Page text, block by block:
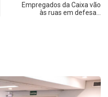
Empregados da Caixa vão
às ruas em defesa…